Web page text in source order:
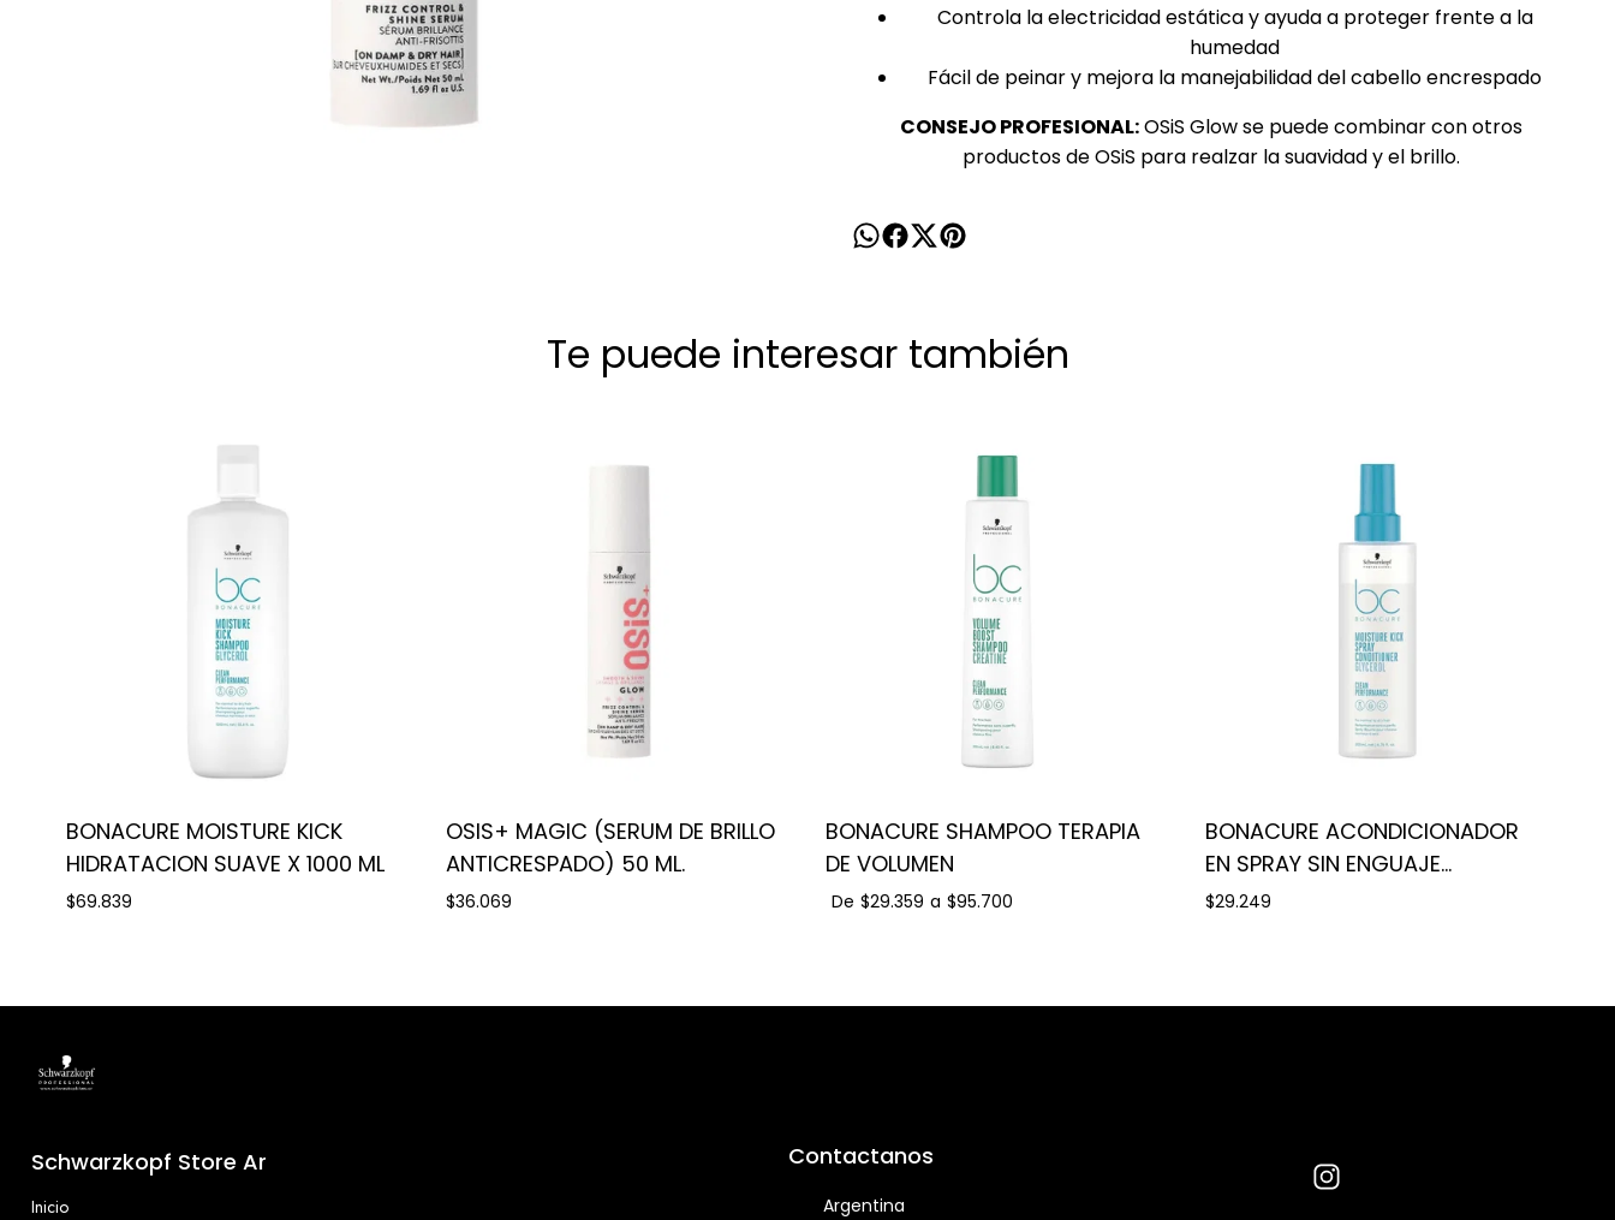
Controla la electricidad estática y ayuda a proteger frente a la
humedad
Fácil de peinar y mejora la manejabilidad del cabello encrespado
CONSEJO PROFESIONAL:OSiS Glow se puede combinar con otros
productos de OSiS para realzar la suavidad y el brillo.
Te puede interesar también
BONACURE MOISTURE KICK
HIDRATACION SUAVE X 1000 ML
$69.839
OSIS+ MAGIC (SERUM DE BRILLO
ANTICRESPADO) 50 ML.
$36.069
BONACURE SHAMPOO TERAPIA
DE VOLUMEN
De $29.359 a $95.700
BONACURE ACONDICIONADOR
EN SPRAY SIN ENGUAJE
MOISTURE KICK
$29.249
Schwarzkopf Store Ar
Inicio
Contactanos
Argentina